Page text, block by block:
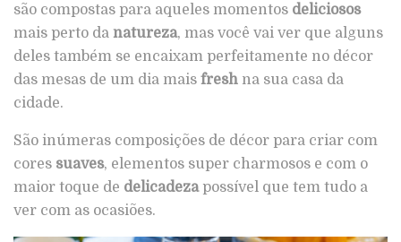
são compostas para aqueles momentos deliciosos
mais perto da natureza, mas você vai ver que alguns
deles também se encaixam perfeitamente no décor
das mesas de um dia mais fresh na sua casa da
cidade.
São inúmeras composições de décor para criar com
cores suaves, elementos super charmosos e com o
maior toque de delicadezapossível que tem tudo a
ver com as ocasiões.